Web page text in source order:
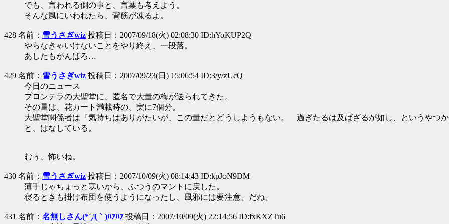
でも、言われる側の事と、言葉も考えよう。
そんな風にいわれたら、背筋が凍るよ。
428 名前： 雪うさぎwiz 投稿日：2007/09/18(火) 02:08:30 ID:hYoKUP2Q
やらなきゃいけないことをやり終え、一段落。
あしたもがんばろ…
429 名前： 雪うさぎwiz 投稿日：2007/09/23(日) 15:06:54 ID:3/y/zUcQ
今日のニュース
プロンテラの大聖堂に、匿名で大量の梅が送られてきた。
その量は、花カート満載時の、実に7個分。
大聖堂関係者は『気持ちはありがたいが、この量だとどうしようもない。 過ぎたるは及ばざるが如し、というやつ
と、はなしている。
むぅ、怖いね。
430 名前： 雪うさぎwiz 投稿日：2007/10/09(火) 08:14:43 ID:kpJoN9DM
薄手じゃちょっと寒いから、ふつうのマントに戻した。
寝るときも掛け布団を使うようになったし、風邪には要注意。だね。
431 名前： 名無しさん(*´Д｀)ﾊｧﾊｧ 投稿日：2007/10/09(火) 22:14:56 ID:fxKXZTu6